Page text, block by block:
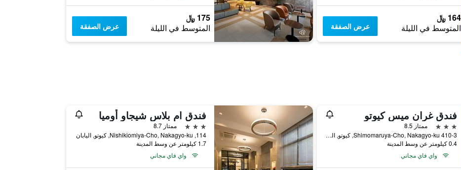
164 ﷼
المتوسط في الليلة عرض الصفقة
175 ﷼
المتوسط في الليلة عرض الصفقة
فندق غران ميس كيوتو
3 نجوم
ممتاز 8.5
410-3 Shimomaruya-Cho, Nakagyo-ku, كيوتو, اليابان
0.4 كيلومتر عن وسط المدينة
واي فاي مجاني
فندق ام بلاس شيجاو أوميا
3 نجوم
ممتاز 8.7
114, Nishikiomiya-Cho, Nakagyo-ku, كيوتو, اليابان
1.7 كيلومتر عن وسط المدينة
واي فاي مجاني